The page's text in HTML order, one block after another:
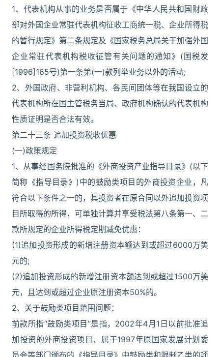
1、代表机构从事的业务是否属于《中华人民共和国财政
部对外国企业常驻代表机构征收工商统一税、企业所得税
的暂行规定》第二条规定及《国家税务总局关于加强外国
企业常驻代表机构税收征管有关问题的通知》(国税发
[1996]165号)第一条第(一)款列举业务以外的活动;
2、外国政府、非营利机构、各民间团体等在我国设立的
代表机构所在国主管税务当局、政府机构确认的代表机构
性质证明是否合法有效。
第二十三条 追加投资税收优惠
(一)政策规定
1、从事经国务院批准的《外商投资产业指导目录》(以下
简称《指导目录》)中的鼓励类项目的外商投资企业，凡
符合以下条件之一的，其投资者在原合同以外追加投资项
目所取得的所得，可单独计算并享受税法第八条第一、二
款所规定的企业所得税定期减免优惠：
(1)追加投资形成的新增注册资本额达到或超过6000万美
元的;
(2)追加投资形成的新增注册资本额达到或超过1500万美
元，且达到或超过企业原注册资本50%的。
2、关于鼓励类项目范围问题：
前款所指“鼓励类项目”是指，2002年4月1日以前批准追
加投资的外商投资项目，属于1997年原国家发展计划委
员会等部门颁布的《指导目录》中鼓励类和限制乙类的项